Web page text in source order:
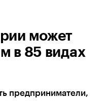
может
в 85 видах
предприниматели,